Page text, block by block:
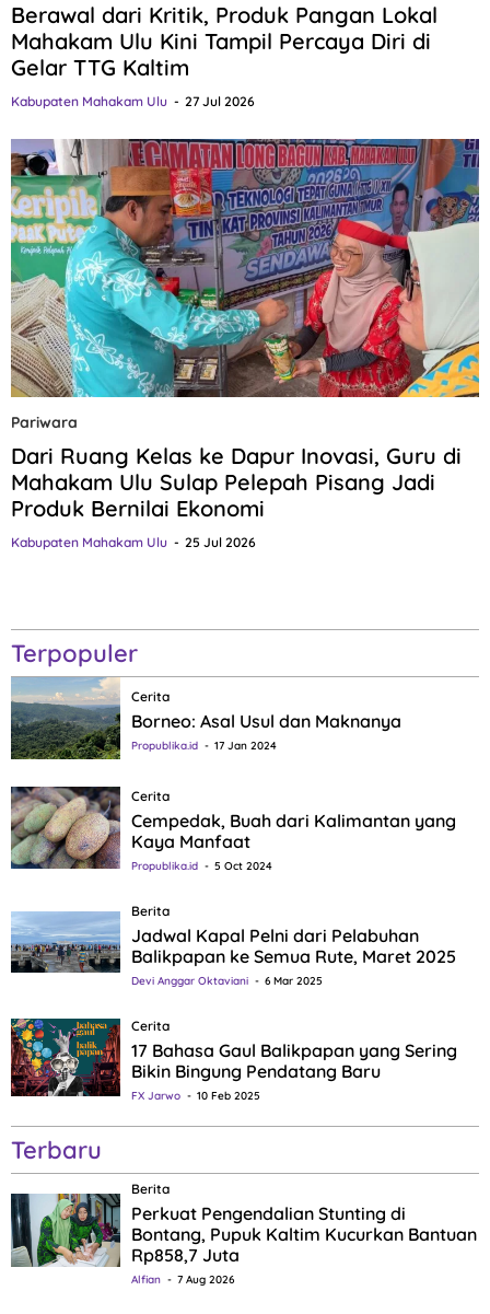
Berawal dari Kritik, Produk Pangan Lokal
Mahakam Ulu Kini Tampil Percaya Diri di
Gelar TTG Kaltim
Kabupaten Mahakam Ulu 27 Jul 2026
Pariwara
Dari Ruang Kelas ke Dapur Inovasi, Guru di
Mahakam Ulu Sulap Pelepah Pisang Jadi
Produk Bernilai Ekonomi
Kabupaten Mahakam Ulu 25 Jul 2026
Terpopuler
Cerita
Borneo: Asal Usul dan Maknanya
Propublika.id 17 Jan 2024
Cerita
Cempedak, Buah dari Kalimantan yang
Kaya Manfaat
Propublika.id 5 Oct 2024
Berita
Jadwal Kapal Pelni dari Pelabuhan
Balikpapan ke Semua Rute, Maret 2025
Devi Anggar Oktaviani 6 Mar 2025
Cerita
17 Bahasa Gaul Balikpapan yang Sering
Bikin Bingung Pendatang Baru
FX Jarwo 10 Feb 2025
Terbaru
Berita
Perkuat Pengendalian Stunting di
Bontang, Pupuk Kaltim Kucurkan Bantuan
Rp858,7 Juta
Alfian 7 Aug 2026